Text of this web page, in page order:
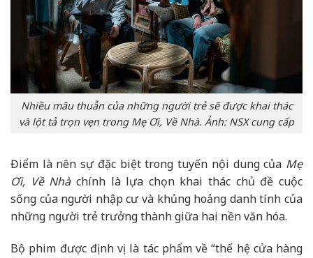
Nhiều mâu thuẫn của những người trẻ sẽ được khai thác
và lột tả trọn vẹn trong Mẹ Ơi, Về Nhà. Ảnh: NSX cung cấp
Điểm là nên sự đặc biệt trong tuyến nội dung của Mẹ
Ơi, Về Nhàchính là lựa chọn khai thác chủ đề cuộc
sống của người nhập cư và khủng hoảng danh tính của
những người trẻ trưởng thành giữa hai nền văn hóa.
Bộ phim được định vị là tác phẩm về “thế hệ cửa hàng